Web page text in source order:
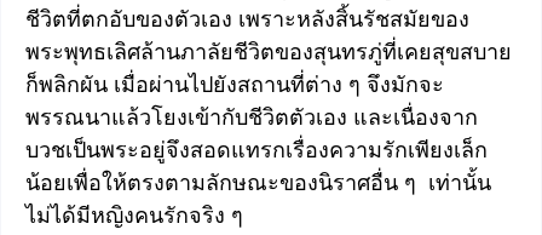
ชีวิตที่ตกอับของตัวเอง เพราะหลังสิ้นรัชสมัยของ
พระพุทธเลิศล้านภาลัยชีวิตของสุนทรภู่ที่เคยสุขสบาย
ก็พลิกผัน เมื่อผ่านไปยังสถานที่ต่าง ๆ จึงมักจะ
พรรณนาแล้วโยงเข้ากับชีวิตตัวเอง และเนื่องจาก
บวชเป็นพระอยู่จึงสอดแทรกเรื่องความรักเพียงเล็ก
น้อยเพื่อให้ตรงตามลักษณะของนิราศอื่น ๆ เท่านั้น
ไม่ได้มีหญิงคนรักจริง ๆ